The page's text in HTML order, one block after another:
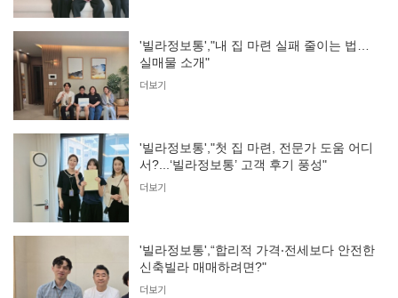
'빌라정보통',"내 집 마련 실패 줄이는 법…
실매물 소개"
더보기
'빌라정보통',"첫 집 마련, 전문가 도움 어디
서?...‘빌라정보통’ 고객 후기 풍성"
더보기
'빌라정보통',“합리적 가격‧전세보다 안전한
신축빌라 매매하려면?"
더보기